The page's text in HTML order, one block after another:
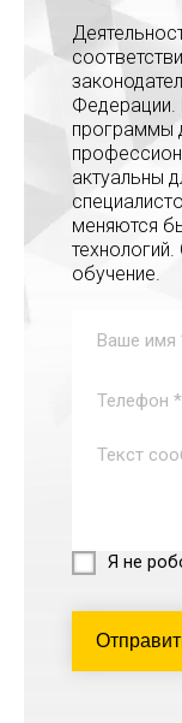
Федерации.
программы
актуальны
меняются
обучение.
Я не